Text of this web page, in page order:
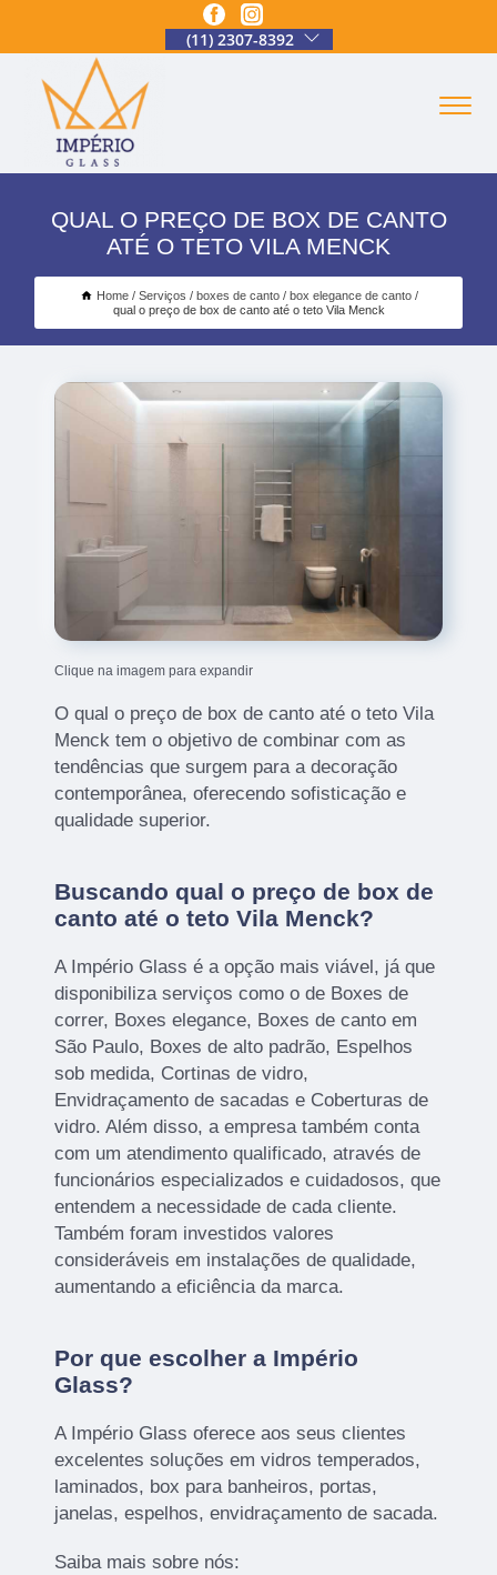
(11) 2307-8392
QUAL O PREÇO DE BOX DE CANTO
ATÉ O TETO VILA MENCK
Home Serviços boxes de canto
box elegance de canto
qual o preço de box de canto até o teto Vila Menck
Clique na imagem para expandir
O qual o preço de box de canto até o teto Vila
Menck tem o objetivo de combinar com as
tendências que surgem para a decoração
contemporânea, oferecendo sofisticação e
qualidade superior.
Buscando qual o preço de box de
canto até o teto Vila Menck?
A Império Glass é a opção mais viável, já que
disponibiliza serviços como o de Boxes de
correr, Boxes elegance, Boxes de canto em
São Paulo, Boxes de alto padrão, Espelhos
sob medida, Cortinas de vidro,
Envidraçamento de sacadas e Coberturas de
vidro. Além disso, a empresa também conta
com um atendimento qualificado, através de
funcionários especializados e cuidadosos, que
entendem a necessidade de cada cliente.
Também foram investidos valores
consideráveis em instalações de qualidade,
aumentando a eficiência da marca.
Por que escolher a Império
Glass?
A Império Glass oferece aos seus clientes
excelentes soluções em vidros temperados,
laminados, box para banheiros, portas,
janelas, espelhos, envidraçamento de sacada.
Saiba mais sobre nós: